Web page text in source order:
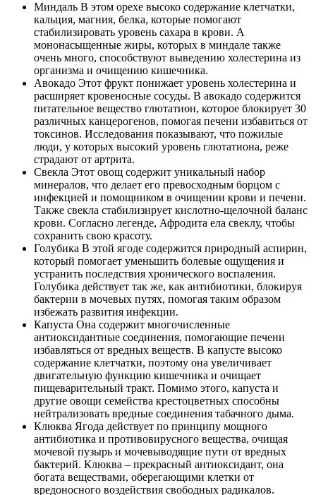
Миндаль В этом орехе высоко содержание клетчатки,
кальция, магния, белка, которые помогают
стабилизировать уровень сахара в крови. А
мононасыщенные жиры, которых в миндале также
очень много, способствуют выведению холестерина из
организма и очищению кишечника.
Авокадо Этот фрукт понижает уровень холестерина и
расширяет кровеносные сосуды. В авокадо содержится
питательное вещество глютатион, которое блокирует 30
различных канцерогенов, помогая печени избавиться от
токсинов. Исследования показывают, что пожилые
люди, у которых высокий уровень глютатиона, реже
страдают от артрита.
Свекла Этот овощ содержит уникальный набор
минералов, что делает его превосходным борцом с
инфекцией и помощником в очищении крови и печени.
Также свекла стабилизирует кислотно-щелочной баланс
крови. Согласно легенде, Афродита ела свеклу, чтобы
сохранить свою красоту.
Голубика В этой ягоде содержится природный аспирин,
который помогает уменьшить болевые ощущения и
устранить последствия хронического воспаления.
Голубика действует так же, как антибиотики, блокируя
бактерии в мочевых путях, помогая таким образом
избежать развития инфекции.
Капуста Она содержит многочисленные
антиоксидантные соединения, помогающие печени
избавляться от вредных веществ. В капусте высоко
содержание клетчатки, поэтому она увеличивает
двигательную функцию кишечника и очищает
пищеварительный тракт. Помимо этого, капуста и
другие овощи семейства крестоцветных способны
нейтрализовать вредные соединения табачного дыма.
Клюква Ягода действует по принципу мощного
антибиотика и противовирусного вещества, очищая
мочевой пузырь и мочевыводящие пути от вредных
бактерий. Клюква – прекрасный антиоксидант, она
богата веществами, оберегающими клетки от
вредоносного воздействия свободных радикалов.